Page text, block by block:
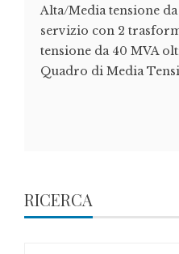
Alta/Media tensione
servizio con 2
tensione da 40 MVA
Quadro di Media
RICERCA